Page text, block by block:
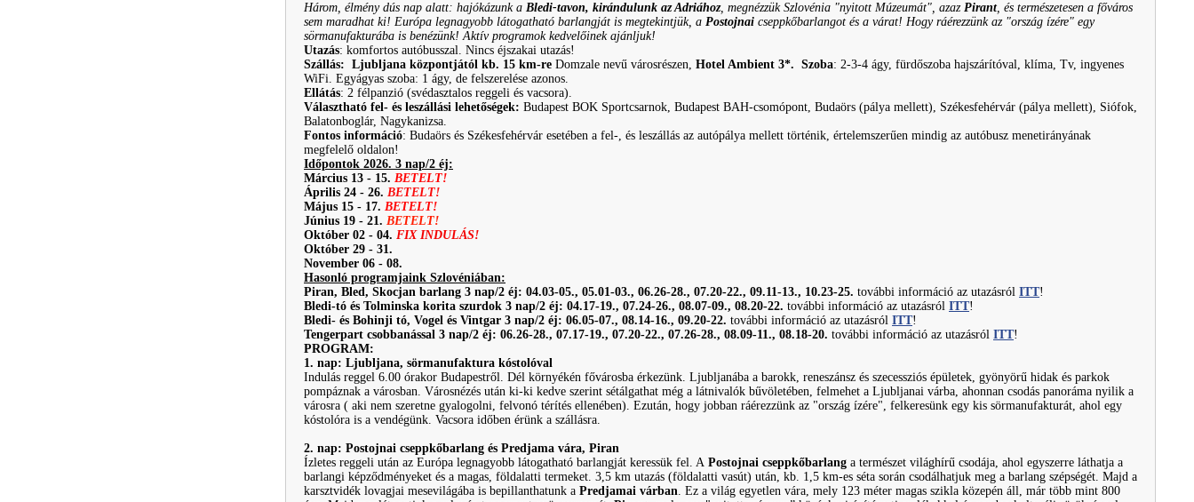
Három, élmény dús nap alatt: hajókázunk a Bledi-tavon, kirándulunk az Adriához, megnézzük Szlovénia "nyitott Múzeumát", azaz Pirant, és természetesen a főváros
sem maradhat ki! Európa legnagyobb látogatható barlangját is megtekintjük, a Postojnai cseppkőbarlangot és a várat! Hogy ráérezzünk az "ország ízére" egy
sörmanufakturába is benézünk! Aktív programok kedvelőinek ajánljuk!
Utazás: komfortos autóbusszal. Nincs éjszakai utazás!
Szállás: Ljubljana központjától kb. 15 km-re Domzale nevű városrészen, Hotel Ambient 3*. Szoba: 2-3-4 ágy, fürdőszoba hajszárítóval, klíma, Tv, ingyenes
WiFi. Egyágyas szoba: 1 ágy, de felszerelése azonos.
Ellátás: 2 félpanzió (svédasztalos reggeli és vacsora).
Választható fel- és leszállási lehetőségek: Budapest BOK Sportcsarnok, Budapest BAH-csomópont, Budaörs (pálya mellett), Székesfehérvár (pálya mellett), Siófok,
Balatonboglár, Nagykanizsa.
Fontos információ: Budaörs és Székesfehérvár esetében a fel-, és leszállás az autópálya mellett történik, értelemszerűen mindig az autóbusz menetirányának
megfelelő oldalon!
Időpontok 2026. 3 nap/2 éj:
Március 13 - 15. BETELT!
Április 24 - 26. BETELT!
Május 15 - 17. BETELT!
Június 19 - 21. BETELT!
Október 02 - 04. FIX INDULÁS!
Október 29 - 31.
November 06 - 08.
Hasonló programjaink Szlovéniában:
Piran, Bled, Skocjan barlang 3 nap/2 éj: 04.03-05., 05.01-03., 06.26-28., 07.20-22., 09.11-13., 10.23-25. további információ az utazásról ITT!
Bledi-tó és Tolminska korita szurdok 3 nap/2 éj: 04.17-19., 07.24-26., 08.07-09., 08.20-22. további információ az utazásról ITT!
Bledi- és Bohinji tó, Vogel és Vintgar 3 nap/2 éj: 06.05-07., 08.14-16., 09.20-22. további információ az utazásról ITT!
Tengerpart csobbanással 3 nap/2 éj: 06.26-28., 07.17-19., 07.20-22., 07.26-28., 08.09-11., 08.18-20. további információ az utazásról ITT!
PROGRAM:
1. nap: Ljubljana, sörmanufaktura kóstolóval
Indulás reggel 6.00 órakor Budapestről. Dél környékén fővárosba érkezünk. Ljubljanába a barokk, reneszánsz és szecessziós épületek, gyönyörű hidak és parkok
pompáznak a városban. Városnézés után ki-ki kedve szerint sétálgathat még a látnivalók bűvöletében, felmehet a Ljubljanai várba, ahonnan csodás panoráma nyilik a
városra ( aki nem szeretne gyalogolni, felvonó térítés ellenében). Ezután, hogy jobban ráérezzünk az "ország ízére", felkeresünk egy kis sörmanufakturát, ahol egy
kóstolóra is a vendégünk. Vacsora időben érünk a szállásra.
2. nap: Postojnai cseppkőbarlang és Predjama vára, Piran
Ízletes reggeli után az Európa legnagyobb látogatható barlangját keressük fel. A Postojnai cseppkőbarlang a természet világhírű csodája, ahol egyszerre láthatja a
barlangi képződményeket és a magas, földalatti termeket. 3,5 km utazás (földalatti vasút) után, kb. 1,5 km-es séta során csodálhatjuk meg a barlang szépségét. Majd a
karsztvidék lovagjai mesevilágába is bepillanthatunk a Predjamai várban. Ez a világ egyetlen vára, mely 123 méter magas szikla közepén áll, már több mint 800